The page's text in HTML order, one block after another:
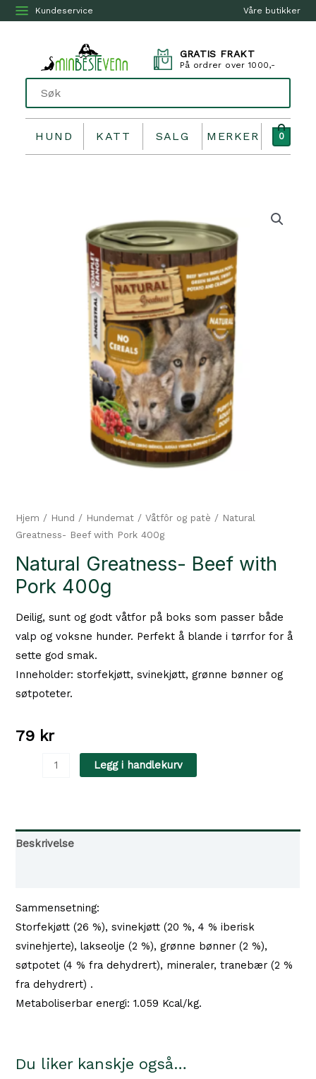
Våre butikker
Kundeservice
GRATIS FRAKT
På ordrer over 1000,-
HUND KATT SALG MERKER 0
Hjem / Hund / Hundemat /Våtfôr og patè / Natural
Greatness- Beef with Pork 400g
Natural Greatness- Beef with
Pork 400g
Deilig, sunt og godt våtfor på boks som passer både
valp og voksne hunder. Perfekt å blande i tørrfor for å
sette god smak.
Inneholder: storfekjøtt, svinekjøtt, grønne bønner og
søtpoteter.
79 kr
Pork
Legg i handlekurv
Beskrivelse
Sammensetning:
Storfekjøtt (26 %), svinekjøtt (20 %, 4 % iberisk
svinehjerte), lakseolje (2 %), grønne bønner (2 %),
søtpotet (4 % fra dehydrert), mineraler, tranebær (2 %
fra dehydrert) .
Metaboliserbar energi: 1.059 Kcal/kg.
Du liker kanskje også…